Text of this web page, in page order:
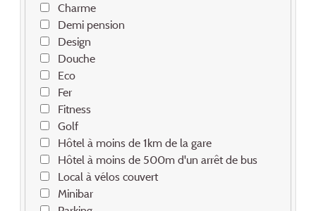
Charme
Demi pension
Design
Douche
Eco
Fer
Fitness
Golf
Hôtel à moins de 1km de la gare
Hôtel à moins de 500m d'un arrêt de bus
Local à vélos couvert
Minibar